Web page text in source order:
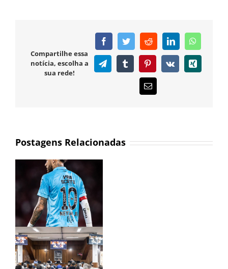
Compartilhe essa
notícia, escolha a
sua rede!
FacebookTwitterRedditLinkedIn
TelegramTumblr PinterestVk Xing
E-
mail
Postagens Relacionadas